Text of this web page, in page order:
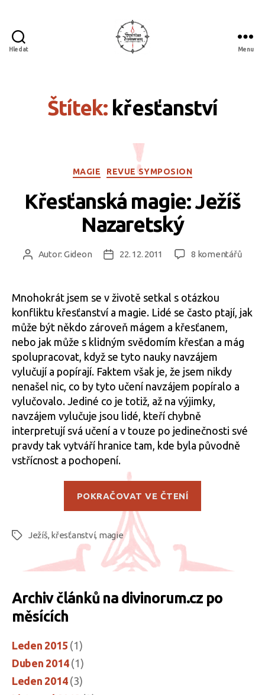
Hledat Menu
Štítek: křesťanství
Rubriky
MAGIE REVUE SYMPOSION
Křesťanská magie: Ježíš
Nazaretský
AutorAutor: Gideon
Datum
22. 12. 2011 8 komentářůu
Mnohokrát jsem se v životě setkal s otázkou
konfliktu křesťanství a magie. Lidé se často ptají, jak
může být někdo zároveň mágem a křesťanem,
nebo jak může s klidným svědomím křesťan a mág
spolupracovat, když se tyto nauky navzájem
vylučují a popírají. Faktem však je, že jsem nikdy
nenašel nic, co by tyto učení navzájem popíralo a
vylučovalo. Jediné co je totiž, až na výjimky,
navzájem vylučuje jsou lidé, kteří chybně
interpretují svá učení a v touze po jedinečnosti své
pravdy tak vytváří hranice tam, kde byla původně
vstřícnost a pochopení.
POKRAČOVAT VE ČTENÍ
ŠtítkyJežíš, křesťanství, magie
Archiv článků na divinorum.cz po
měsících
Leden 2015 (1)
Duben 2014(1)
Leden 2014(3)